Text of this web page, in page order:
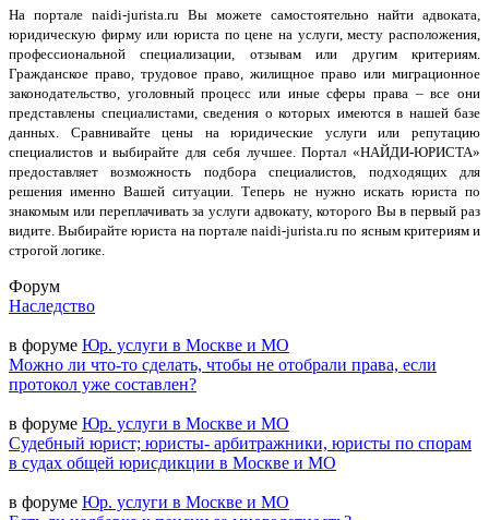
На портале naidi-jurista.ru Вы можете самостоятельно найти адвоката,
юридическую фирму или юриста по цене на услуги, месту расположения,
профессиональной специализации, отзывам или другим критериям.
Гражданское право, трудовое право, жилищное право или миграционное
законодательство, уголовный процесс или иные сферы права – все они
представлены специалистами, сведения о которых имеются в нашей базе
данных. Сравнивайте цены на юридические услуги или репутацию
специалистов и выбирайте для себя лучшее. Портал «НАЙДИ-ЮРИСТА»
предоставляет возможность подбора специалистов, подходящих для
решения именно Вашей ситуации. Теперь не нужно искать юриста по
знакомым или переплачивать за услуги адвокату, которого Вы в первый раз
видите. Выбирайте юриста на портале naidi-jurista.ru по ясным критериям и
строгой логике.
Форум
Наследство
в форуме Юр. услуги в Москве и МО
Можно ли что-то сделать, чтобы не отобрали права, если
протокол уже составлен?
в форуме Юр. услуги в Москве и МО
Судебный юрист; юристы- арбитражники, юристы по спорам
в судах общей юрисдикции в Москве и МО
в форуме Юр. услуги в Москве и МО